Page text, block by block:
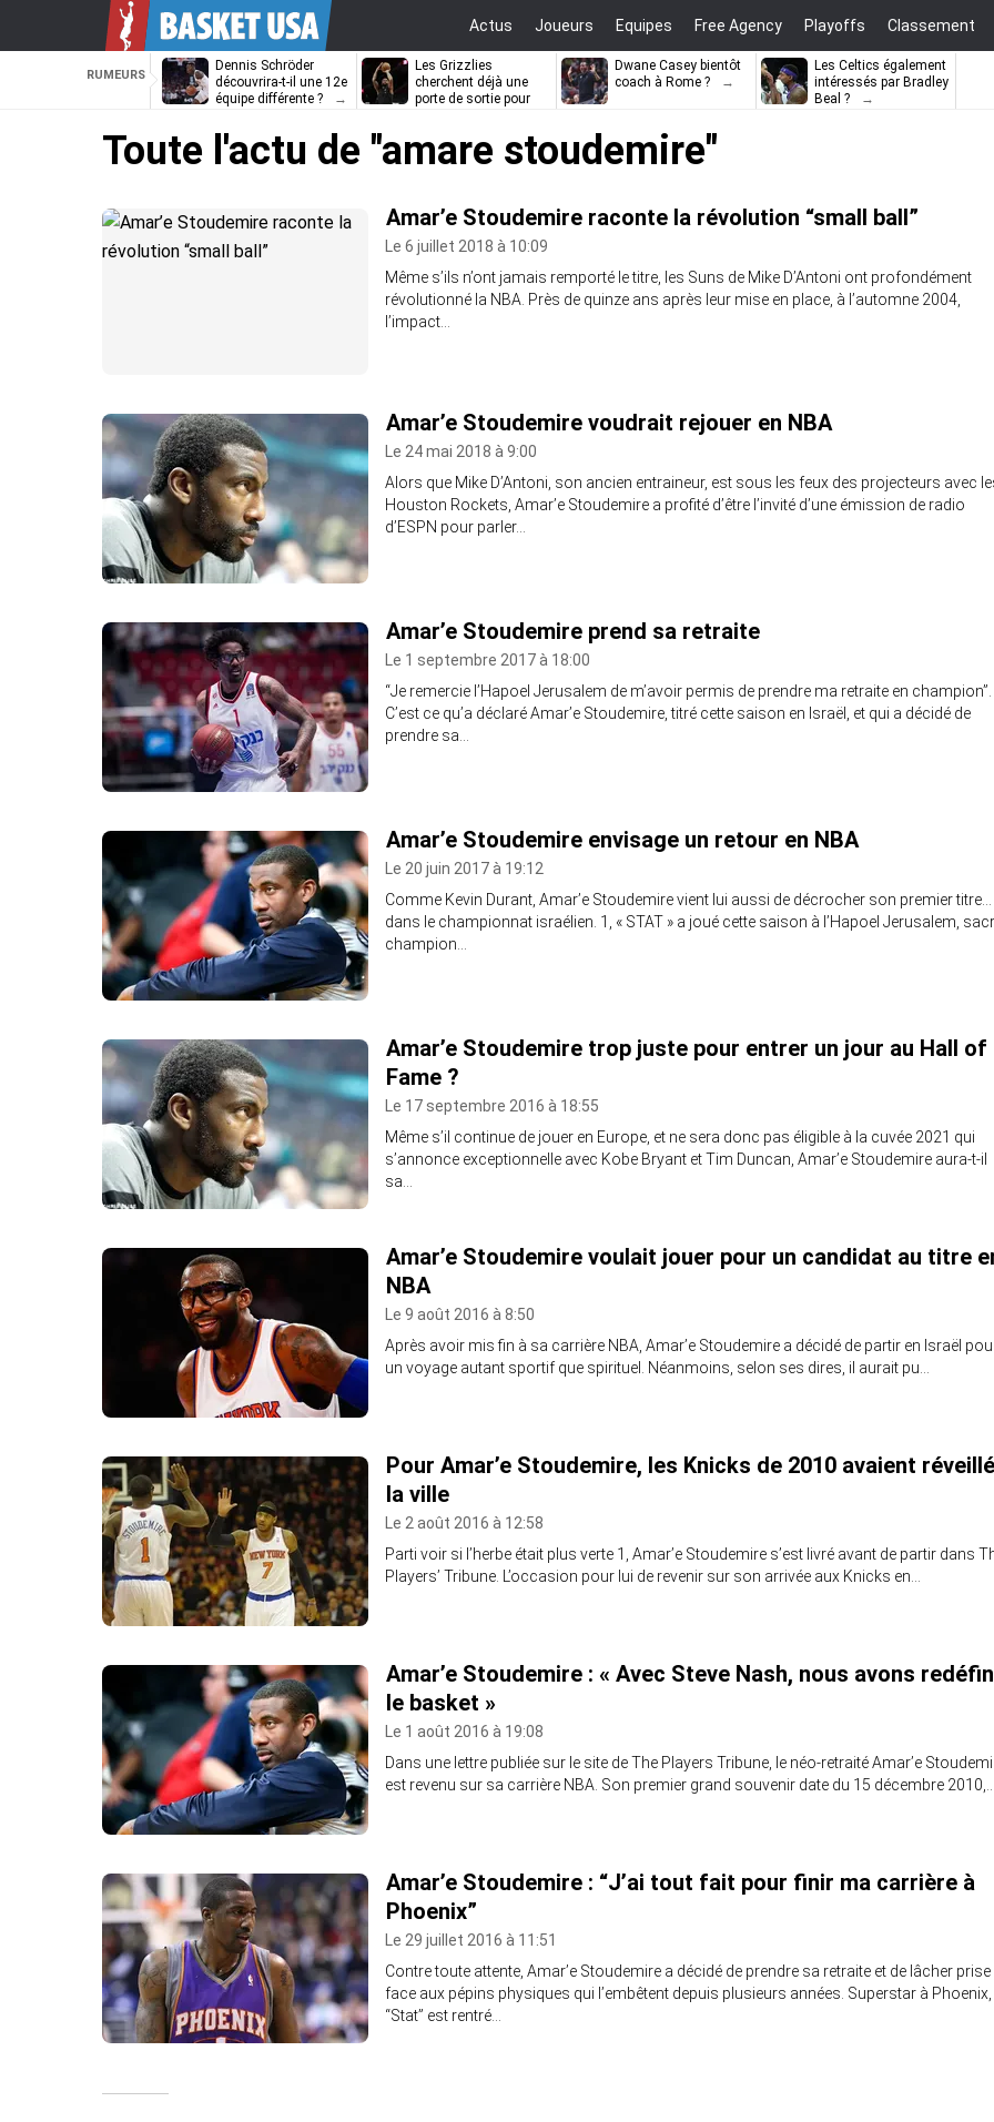
Actus Joueurs Equipes Free Agency Playoffs Classement
RUMEURS
Dennis Schröder
découvrira-t-il une 12e
équipe différente ?
Les Grizzlies
cherchent déjà une
porte de sortie pour
Dwane Casey bientôt
coach à Rome ?
Les Celtics également
intéressés par Bradley
Beal ?
Toute l'actu de "amare stoudemire"
Amar’e Stoudemire raconte la révolution “small ball”
Le 6 juillet 2018 à 10:09
Même s’ils n’ont jamais remporté le titre, les Suns de Mike D’Antoni ont profondément
révolutionné la NBA. Près de quinze ans après leur mise en place, à l’automne 2004,
l’impact…
Amar’e Stoudemire voudrait rejouer en NBA
Le 24 mai 2018 à 9:00
Alors que Mike D’Antoni, son ancien entraineur, est sous les feux des projecteurs avec
Houston Rockets, Amar’e Stoudemire a profité d’être l’invité d’une émission de radio
d’ESPN pour parler…
Amar’e Stoudemire prend sa retraite
Le 1 septembre 2017 à 18:00
“Je remercie l’Hapoel Jerusalem de m’avoir permis de prendre ma retraite en champion”.
C’est ce qu’a déclaré Amar’e Stoudemire, titré cette saison en Israël, et qui a décidé de
prendre sa…
Amar’e Stoudemire envisage un retour en NBA
Le 20 juin 2017 à 19:12
Comme Kevin Durant, Amar’e Stoudemire vient lui aussi de décrocher son premier titre…
dans le championnat israélien. 1, « STAT » a joué cette saison à l’Hapoel Jerusalem,
champion…
Amar’e Stoudemire trop juste pour entrer un jour au Hall of
Fame ?
Le 17 septembre 2016 à 18:55
Même s’il continue de jouer en Europe, et ne sera donc pas éligible à la cuvée 2021 qui
s’annonce exceptionnelle avec Kobe Bryant et Tim Duncan, Amar’e Stoudemire aura-t-il
sa…
Amar’e Stoudemire voulait jouer pour un candidat au titre
NBA
Le 9 août 2016 à 8:50
Après avoir mis fin à sa carrière NBA, Amar’e Stoudemire a décidé de partir en Israël
un voyage autant sportif que spirituel. Néanmoins, selon ses dires, il aurait pu…
Pour Amar’e Stoudemire, les Knicks de 2010 avaient réveillé
la ville
Le 2 août 2016 à 12:58
Parti voir si l’herbe était plus verte 1, Amar’e Stoudemire s’est livré avant de partir dans
Players’ Tribune. L’occasion pour lui de revenir sur son arrivée aux Knicks en…
Amar’e Stoudemire : « Avec Steve Nash, nous avons
le basket »
Le 1 août 2016 à 19:08
Dans une lettre publiée sur le site de The Players Tribune, le néo-retraité Amar’e
est revenu sur sa carrière NBA. Son premier grand souvenir date du 15 décembre
Amar’e Stoudemire : “J’ai tout fait pour finir ma carrière à
Phoenix”
Le 29 juillet 2016 à 11:51
Contre toute attente, Amar’e Stoudemire a décidé de prendre sa retraite et de lâcher prise
face aux pépins physiques qui l’embêtent depuis plusieurs années. Superstar à Phoenix,
“Stat” est rentré…